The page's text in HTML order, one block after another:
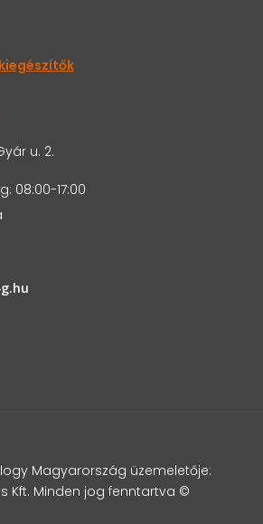
u. 2.
08:00-17:00
Magyarország üzemeletője:
Kft. Minden jog fenntartva ©